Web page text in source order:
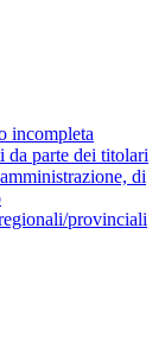
incompleta
da parte dei titolari
di
provinciali